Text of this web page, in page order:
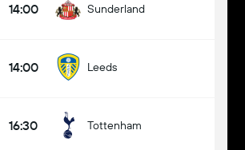
14:00 Sunderland
14:00 Leeds
16:30 Tottenham